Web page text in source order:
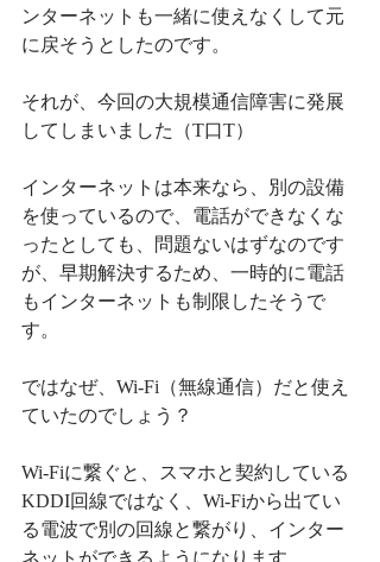
ンターネットも一緒に使えなくして元
に戻そうとしたのです。
それが、今回の大規模通信障害に発展
してしまいました（T口T）
インターネットは本来なら、別の設備
を使っているので、電話ができなくな
ったとしても、問題ないはずなのです
が、早期解決するため、一時的に電話
もインターネットも制限したそうで
す。
ではなぜ、Wi-Fi（無線通信）だと使え
ていたのでしょう？
Wi-Fiに繋ぐと、スマホと契約している
KDDI回線ではなく、Wi-Fiから出てい
る電波で別の回線と繋がり、インター